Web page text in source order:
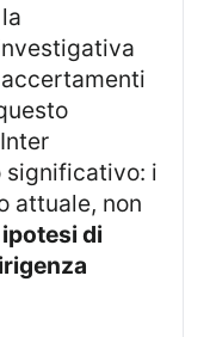
significativo: i
attuale, non
ipotesi di